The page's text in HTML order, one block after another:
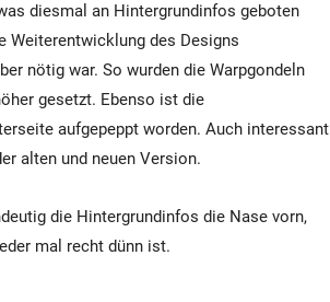
diesmal an Hintergrundinfos geboten
Weiterentwicklung des Designs
nötig war. So wurden die Warpgondeln
gesetzt. Ebenso ist die
aufgepeppt worden. Auch interessant
alten und neuen Version.
die Hintergrundinfos die Nase vorn,
mal recht dünn ist.